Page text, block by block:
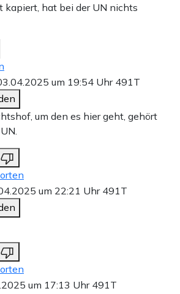
kapiert, hat bei der UN nichts
um 19:54 Uhr 491T
um den es hier geht, gehört
um 22:21 Uhr 491T
um 17:13 Uhr 491T